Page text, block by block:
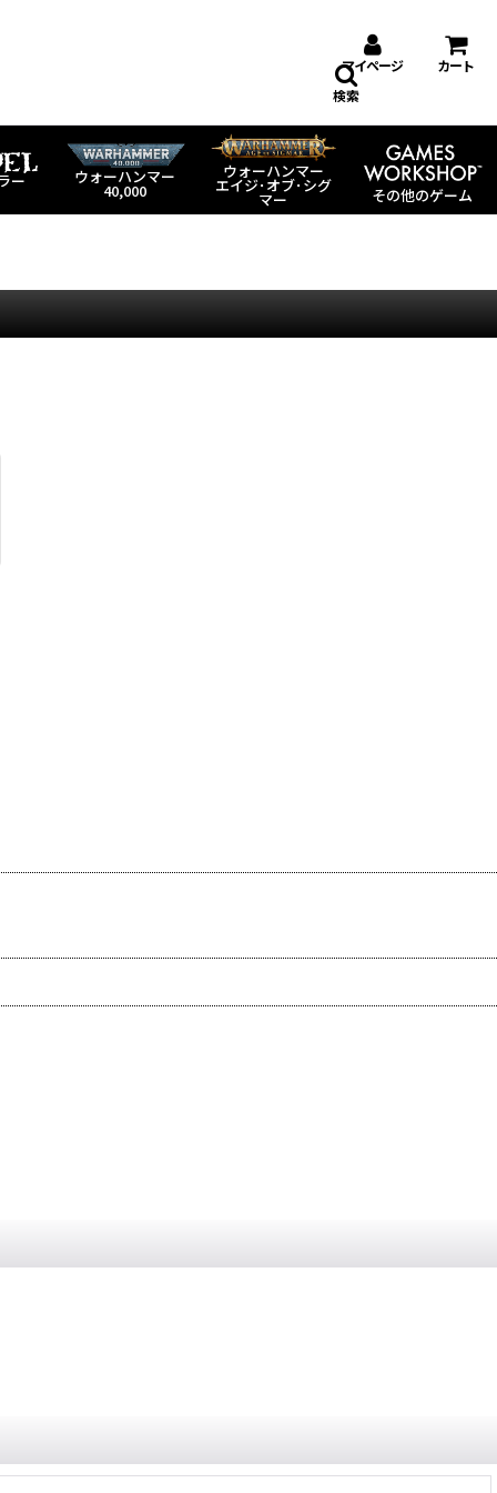
マイページ カート
ー ウォーハンマー
40,000
ウォーハンマー
エイジ･オブ･シグ
マー その他のゲーム
検索